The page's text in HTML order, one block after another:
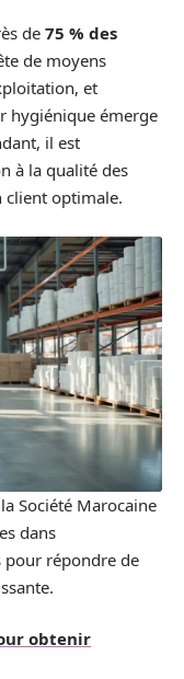
de 75 % des
de moyens
et
hygiénique émerge
il est
à la qualité des
client optimale.
Société Marocaine
dans
pour répondre de
obtenir